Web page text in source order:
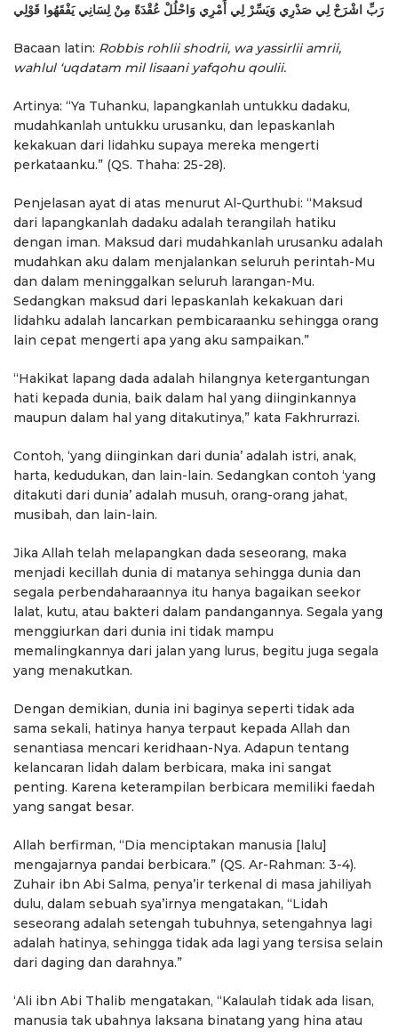
رَبِّ اشْرَحْ لِي صَدْرِي وَيَسِّرْ لِي أَمْرِي وَاحْلُلْ عُقْدَةً مِنْ لِسَانِي يَفْقَهُوا قَوْلِي
Bacaan latin: Robbis rohlii shodrii, wa yassirlii amrii,
wahlul ‘uqdatam mil lisaani yafqohu qoulii.
Artinya: “Ya Tuhanku, lapangkanlah untukku dadaku,
mudahkanlah untukku urusanku, dan lepaskanlah
kekakuan dari lidahku supaya mereka mengerti
perkataanku.” (QS. Thaha: 25-28).
Penjelasan ayat di atas menurut Al-Qurthubi: “Maksud
dari lapangkanlah dadaku adalah terangilah hatiku
dengan iman. Maksud dari mudahkanlah urusanku adalah
mudahkan aku dalam menjalankan seluruh perintah-Mu
dan dalam meninggalkan seluruh larangan-Mu.
Sedangkan maksud dari lepaskanlah kekakuan dari
lidahku adalah lancarkan pembicaraanku sehingga orang
lain cepat mengerti apa yang aku sampaikan.”
“Hakikat lapang dada adalah hilangnya ketergantungan
hati kepada dunia, baik dalam hal yang diinginkannya
maupun dalam hal yang ditakutinya,” kata Fakhrurrazi.
Contoh, ‘yang diinginkan dari dunia’ adalah istri, anak,
harta, kedudukan, dan lain-lain. Sedangkan contoh ‘yang
ditakuti dari dunia’ adalah musuh, orang-orang jahat,
musibah, dan lain-lain.
Jika Allah telah melapangkan dada seseorang, maka
menjadi kecillah dunia di matanya sehingga dunia dan
segala perbendaharaannya itu hanya bagaikan seekor
lalat, kutu, atau bakteri dalam pandangannya. Segala yang
menggiurkan dari dunia ini tidak mampu
memalingkannya dari jalan yang lurus, begitu juga segala
yang menakutkan.
Dengan demikian, dunia ini baginya seperti tidak ada
sama sekali, hatinya hanya terpaut kepada Allah dan
senantiasa mencari keridhaan-Nya. Adapun tentang
kelancaran lidah dalam berbicara, maka ini sangat
penting. Karena keterampilan berbicara memiliki faedah
yang sangat besar.
Allah berfirman, “Dia menciptakan manusia [lalu]
mengajarnya pandai berbicara.” (QS. Ar-Rahman: 3-4).
Zuhair ibn Abi Salma, penya’ir terkenal di masa jahiliyah
dulu, dalam sebuah sya’irnya mengatakan, “Lidah
seseorang adalah setengah tubuhnya, setengahnya lagi
adalah hatinya, sehingga tidak ada lagi yang tersisa selain
dari daging dan darahnya.”
‘Ali ibn Abi Thalib mengatakan, “Kalaulah tidak ada lisan,
manusia tak ubahnya laksana binatang yang hina atau